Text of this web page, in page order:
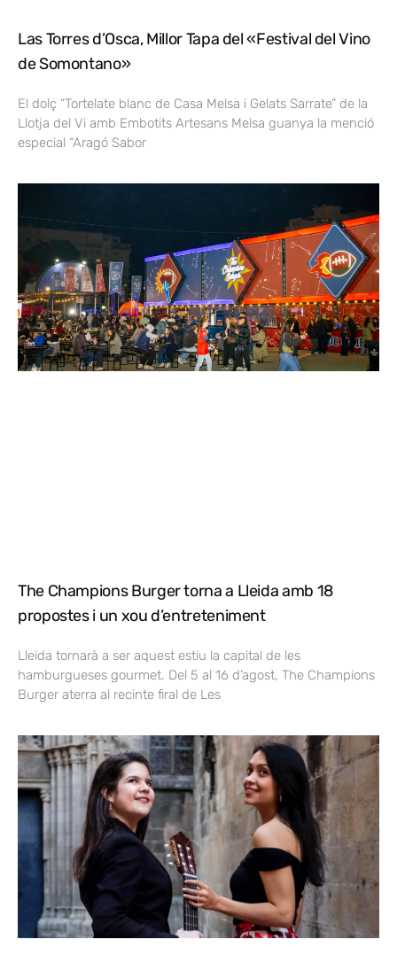
Las Torres d’Osca, Millor Tapa del «Festival del Vino
de Somontano»
El dolç “Tortelate blanc de Casa Melsa i Gelats Sarrate” de la
Llotja del Vi amb Embotits Artesans Melsa guanya la menció
especial “Aragó Sabor
The Champions Burger torna a Lleida amb 18
propostes i un xou d’entreteniment
Lleida tornarà a ser aquest estiu la capital de les
hamburgueses gourmet. Del 5 al 16 d’agost, The Champions
Burger aterra al recinte firal de Les